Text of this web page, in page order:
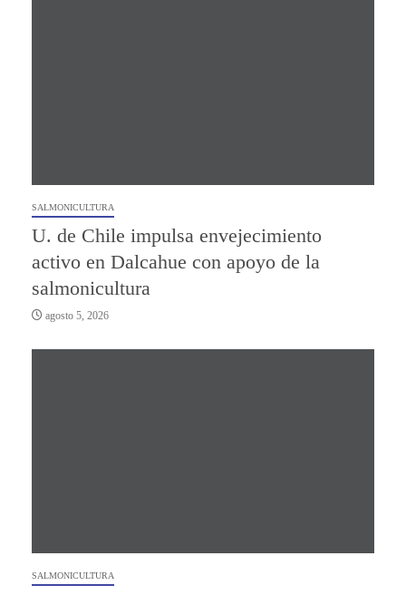
SALMONICULTURA
U. de Chile impulsa envejecimiento
activo en Dalcahue con apoyo de la
salmonicultura
agosto 5, 2026
SALMONICULTURA